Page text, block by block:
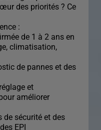
des priorités ? Ce
:
de 1 à 2 ans en
climatisation,
de pannes et des
et
améliorer
sécurité et des
EPI